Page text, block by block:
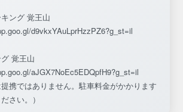
ング 覚王山
d9vkxYAuLprHzzPZ6?g_st=il
覚王山
aJGX7NoEc5EDQpfH9?g_st=il
提携ではありません。駐車料金がかかります
さい。）